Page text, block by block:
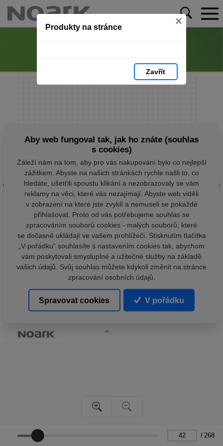
Produkty na stránce ×
Zavřít
/ 268
Aby web fungoval tak, jak ho znáte (souhlas
s cookies)
Záleží nám na tom, aby pro vás nakupování bylo co nejlepší
zážitkem. Abyste na našich stránkách rychle našli to, co
hledáte, ušetřili spoustu klikání a nezobrazovaly se vám
reklamy na věci, které vás nezajímají. Abyste web viděli
v zobrazení na které jste zvyklí a nemuseli se pokaždé
přihlašovat. Proto od vás potřebujeme souhlas se
zpracováním souborů cookies - malých souborů, které
se dočasně ukládají ve vašem prohlížeči. Stisknutím tlačítka
„V pořádku“ souhlasíte s nastavením cookies tak, abychom
vám poskytovali smysluplné a užitečné služby na základě
vašich údajů. Svůj souhlas můžete kdykoli změnit na stránce
zpracování osobních údajů.
Spravovat cookies V pořádku